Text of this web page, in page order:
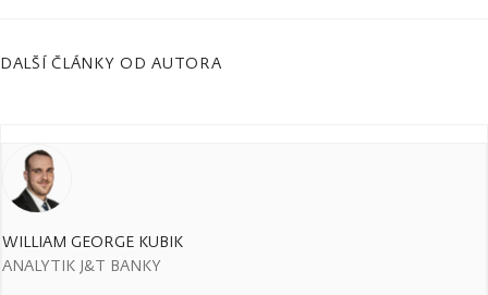
DALŠÍ ČLÁNKY OD AUTORA
WILLIAM GEORGE KUBIK
ANALYTIK J&T BANKY